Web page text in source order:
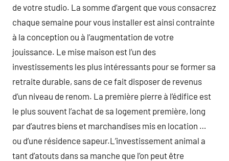
de votre studio. La somme d’argent que vous consacrez
chaque semaine pour vous installer est ainsi contrainte
à la conception ou à l’augmentation de votre
jouissance. Le mise maison est l’un des
investissements les plus intéressants pour se former sa
retraite durable, sans de ce fait disposer de revenus
d’un niveau de renom. La première pierre à l’édifice est
le plus souvent l’achat de sa logement première, long
par d’autres biens et marchandises mis en location …
ou d’une résidence sapeur.L’investissement animal a
tant d’atouts dans sa manche que l’on peut être